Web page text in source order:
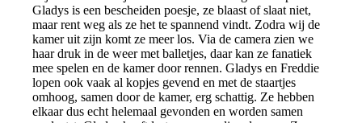
Gladys is een bescheiden poesje, ze blaast of slaat niet,
maar rent weg als ze het te spannend vindt. Zodra wij de
kamer uit zijn komt ze meer los. Via de camera zien we
haar druk in de weer met balletjes, daar kan ze fanatiek
mee spelen en de kamer door rennen. Gladys en Freddie
lopen ook vaak al kopjes gevend en met de staartjes
omhoog, samen door de kamer, erg schattig. Ze hebben
elkaar dus echt helemaal gevonden en worden samen